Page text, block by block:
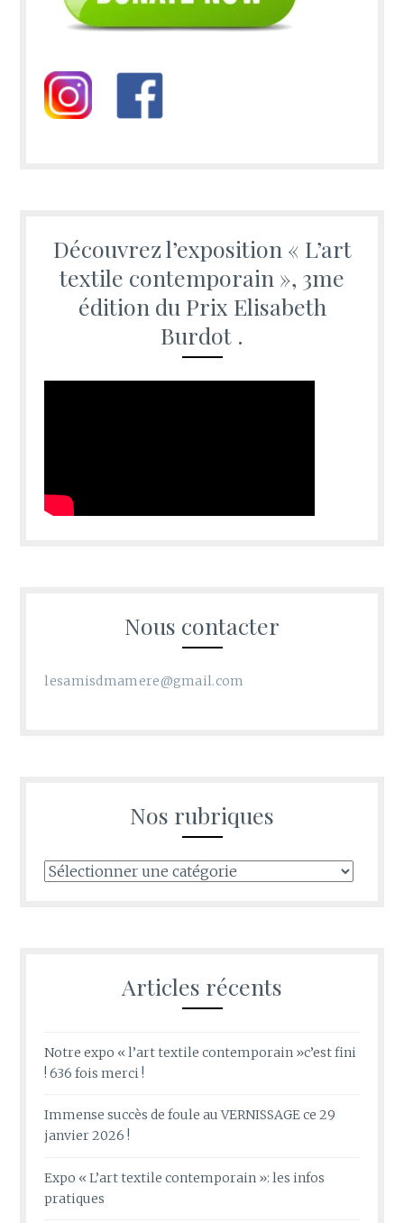
Découvrez l’exposition « L’art
textile contemporain », 3me
édition du Prix Elisabeth
Burdot .
Nous contacter
lesamisdmamere@gmail.com
Nos rubriques
Nos
Articles récents
Notre expo « l’art textile contemporain »c’est fini
! 636 fois merci !
Immense succès de foule au VERNISSAGE ce 29
janvier 2026 !
Expo « L’art textile contemporain »: les infos
pratiques